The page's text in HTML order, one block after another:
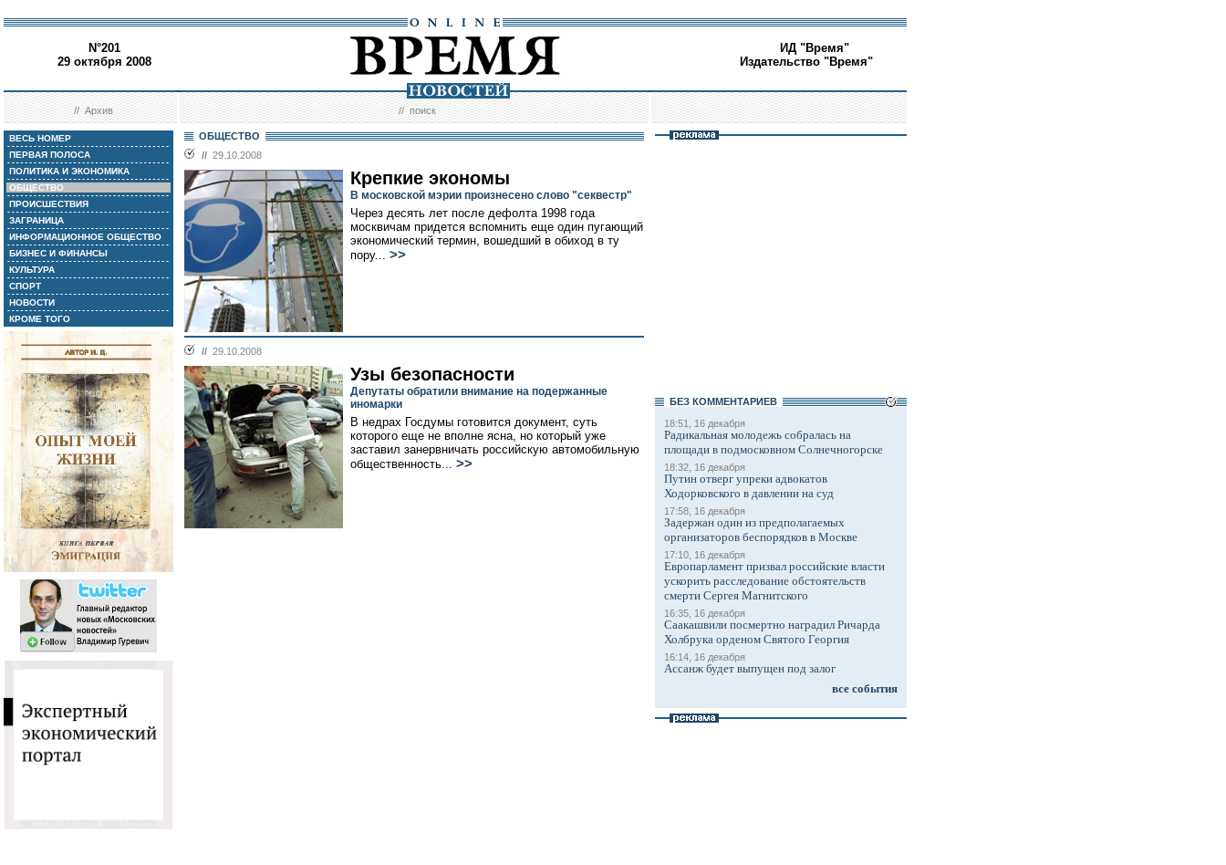
N°201
29 октября 2008
ИД "Время"
Издательство "Время"
//Архив //поиск
ВЕСЬ НОМЕР
ПЕРВАЯ ПОЛОСА
ПОЛИТИКА И ЭКОНОМИКА
ОБЩЕСТВО
ПРОИСШЕСТВИЯ
ЗАГРАНИЦА
ИНФОРМАЦИОННОЕ ОБЩЕСТВО
БИЗНЕС И ФИНАНСЫ
КУЛЬТУРА
СПОРТ
НОВОСТИ
КРОМЕ ТОГО
ОБЩЕСТВО
// 29.10.2008
Крепкие экономы
В московской мэрии произнесено слово "секвестр"
Через десять лет после дефолта 1998 года
москвичам придется вспомнить еще один пугающий
экономический термин, вошедший в обиход в ту
пору... >>
// 29.10.2008
Узы безопасности
Депутаты обратили внимание на подержанные
иномарки
В недрах Госдумы готовится документ, суть
которого еще не вполне ясна, но который уже
заставил занервничать российскую автомобильную
общественность... >>
БЕЗ КОМMЕНТАРИЕВ
18:51, 16 декабря
Радикальная молодежь собралась на
площади в подмосковном Солнечногорске
18:32, 16 декабря
Путин отверг упреки адвокатов
Ходорковского в давлении на суд
17:58, 16 декабря
Задержан один из предполагаемых
организаторов беспорядков в Москве
17:10, 16 декабря
Европарламент призвал российские власти
ускорить расследование обстоятельств
смерти Сергея Магнитского
16:35, 16 декабря
Саакашвили посмертно наградил Ричарда
Холбрука орденом Святого Георгия
16:14, 16 декабря
Ассанж будет выпущен под залог
все события